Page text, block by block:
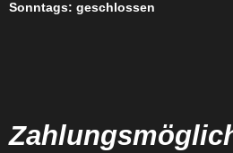
Sonntags: geschlossen